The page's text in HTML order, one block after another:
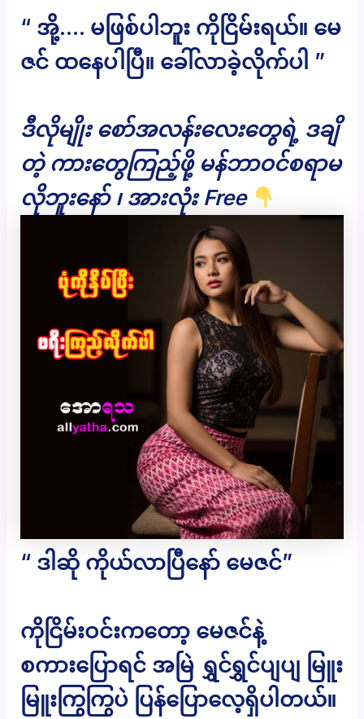
“ အို့…. မဖြစ်ပါဘူး ကိုငြိမ်းရယ်။ မေ
ဇင် ထနေပါပြီ။ ခေါ်လာခဲ့လိုက်ပါ ”
ဒီလိုမျိုး စော်အလန်းလေးတွေရဲ့ ဒချိ
တဲ့ ကားတွေကြည့်ဖို့ မန်ဘာဝင်စရာမ
လိုဘူးနော် ၊ အားလုံး Free
“ ဒါဆို ကိုယ်လာပြီနော် မေဇင်”
ကိုငြိမ်းဝင်းကတော့ မေဇင်နဲ့
စကားပြောရင် အမြဲ ရွှင်ရွှင်ပျပျ မြူး
မြူးကြွကြွပဲ ပြန်ပြောလေ့ရှိပါတယ်။